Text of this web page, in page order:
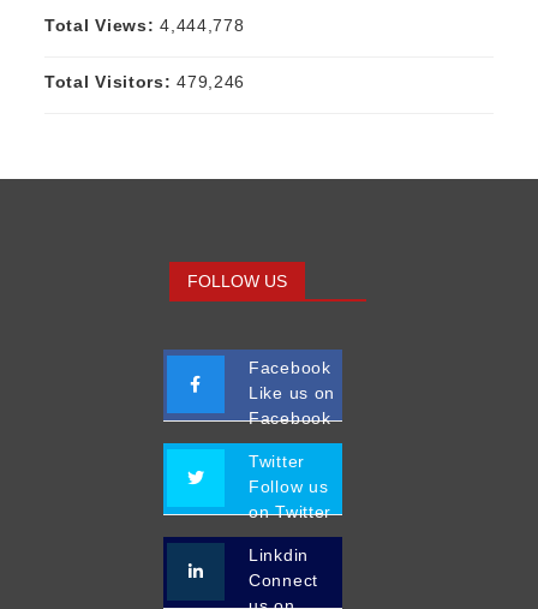
Total Views:4,444,778
Total Visitors:479,246
FOLLOW US
Facebook
Like us on
Facebook
Twitter
Follow us
on Twitter
Linkdin
Connect
us on